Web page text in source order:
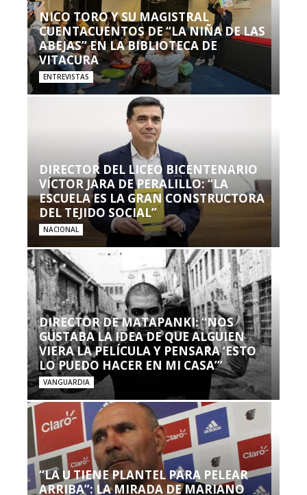
NICO TORO Y SU MAGISTRAL
CUENTACUENTOS DE “LA NIÑA DE LAS
ABEJAS” EN LA BIBLIOTECA DE
VITACURA
ENTREVISTAS
DIRECTOR DEL LICEO BICENTENARIO
VÍCTOR JARA DE PERALILLO: “LA
ESCUELA ES LA GRAN CONSTRUCTORA
DEL TEJIDO SOCIAL”
NACIONAL
DIRECTOR DE MATAPANKI: “NOS
GUSTABA LA IDEA DE QUE ALGUIEN
VIERA LA PELÍCULA Y PENSARA ‘ESTO
LO PUEDO HACER EN MI CASA’”
VANGUARDIA
“LA U TIENE PLANTEL PARA PELEAR
ARRIBA”: LA MIRADA DE MARIANO